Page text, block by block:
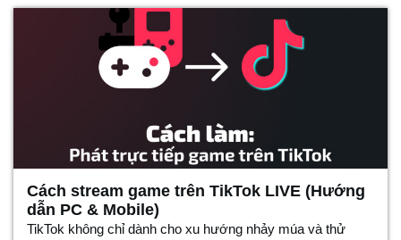
Cách stream game trên TikTok LIVE (Hướng
dẫn PC & Mobile)
TikTok không chỉ dành cho xu hướng nhảy múa và thử